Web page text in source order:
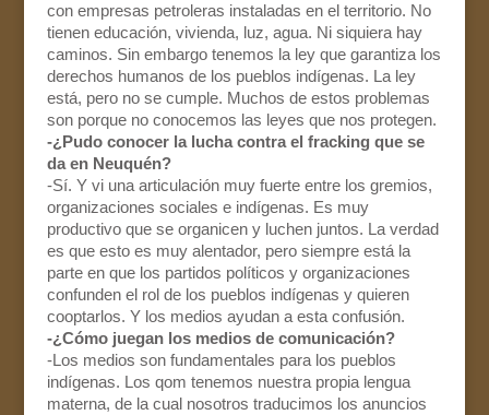
con empresas petroleras instaladas en el territorio. No
tienen educación, vivienda, luz, agua. Ni siquiera hay
caminos. Sin embargo tenemos la ley que garantiza los
derechos humanos de los pueblos indígenas. La ley
está, pero no se cumple. Muchos de estos problemas
son porque no conocemos las leyes que nos protegen.
-¿Pudo conocer la lucha contra el fracking que se
da en Neuquén?
-Sí. Y vi una articulación muy fuerte entre los gremios,
organizaciones sociales e indígenas. Es muy
productivo que se organicen y luchen juntos. La verdad
es que esto es muy alentador, pero siempre está la
parte en que los partidos políticos y organizaciones
confunden el rol de los pueblos indígenas y quieren
cooptarlos. Y los medios ayudan a esta confusión.
-¿Cómo juegan los medios de comunicación?
-Los medios son fundamentales para los pueblos
indígenas. Los qom tenemos nuestra propia lengua
materna, de la cual nosotros traducimos los anuncios